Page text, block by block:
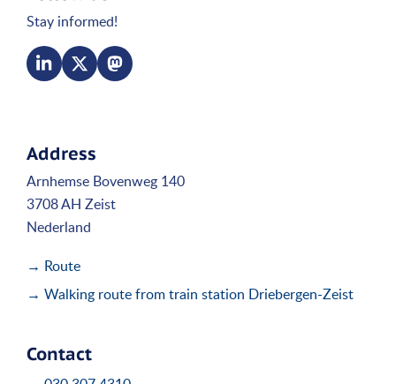
Stay informed!
Address
Arnhemse Bovenweg 140
3708 AH Zeist
Nederland
→ Route
→ Walking route from train station Driebergen-Zeist
Contact